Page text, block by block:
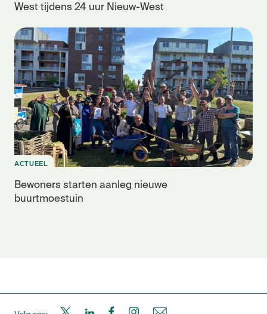
West tijdens 24 uur Nieuw-West
ACTUEEL
Bewoners starten aanleg nieuwe
buurtmoestuin